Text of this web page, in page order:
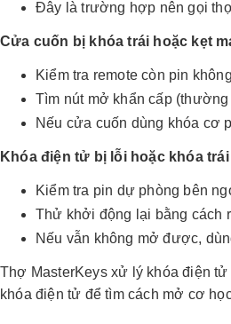
Đây là trường hợp nên gọi
Cửa cuốn bị khóa trái hoặc kẹt
Kiểm tra remote còn pin
Tìm nút mở khẩn cấp
Nếu cửa cuốn dùng khóa cơ
Khóa điện tử bị lỗi hoặc khóa trái
Kiểm tra pin dự phòng bên
Thử khởi động lại bằng cách
Nếu vẫn không mở được,
Thợ MasterKeys xử lý khóa điện
khóa điện tử để tìm cách mở cơ